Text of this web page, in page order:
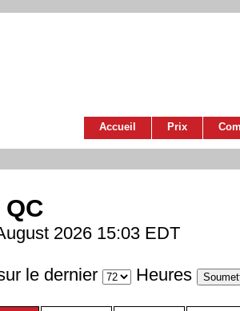
Accueil Prix
2026 15:03 EDT
le dernier Heures